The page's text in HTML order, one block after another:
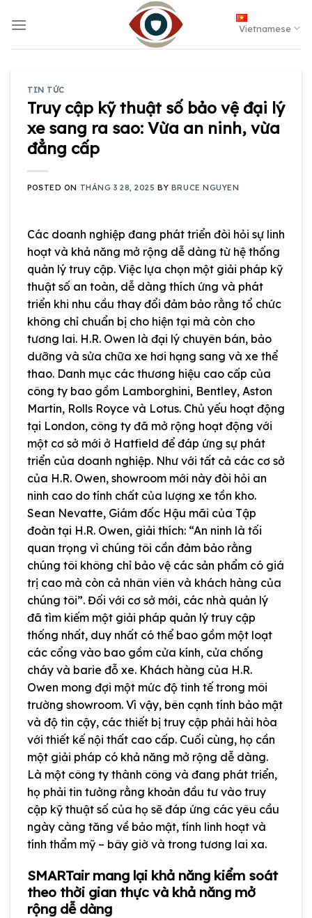
Vietnamese
TIN TỨC
Truy cập kỹ thuật số bảo vệ đại lý
xe sang ra sao: Vừa an ninh, vừa
đẳng cấp
POSTED ON THÁNG 3 28, 2025 BY BRUCE NGUYEN
Các doanh nghiệp đang phát triển đòi hỏi sự linh
hoạt và khả năng mở rộng dễ dàng từ hệ thống
quản lý truy cập. Việc lựa chọn một giải pháp kỹ
thuật số an toàn, dễ dàng thích ứng và phát
triển khi nhu cầu thay đổi đảm bảo rằng tổ chức
không chỉ chuẩn bị cho hiện tại mà còn cho
tương lai. H.R. Owen là đại lý chuyên bán, bảo
dưỡng và sửa chữa xe hơi hạng sang và xe thể
thao. Danh mục các thương hiệu cao cấp của
công ty bao gồm Lamborghini, Bentley, Aston
Martin, Rolls Royce và Lotus. Chủ yếu hoạt động
tại London, công ty đã mở rộng hoạt động với
một cơ sở mới ở Hatfield để đáp ứng sự phát
triển của doanh nghiệp. Như với tất cả các cơ sở
của H.R. Owen, showroom mới này đòi hỏi an
ninh cao do tính chất của lượng xe tồn kho.
Sean Nevatte, Giám đốc Hậu mãi của Tập
đoàn tại H.R. Owen, giải thích: “An ninh là tối
quan trọng vì chúng tôi cần đảm bảo rằng
chúng tôi không chỉ bảo vệ các sản phẩm có giá
trị cao mà còn cả nhân viên và khách hàng của
chúng tôi”. Đối với cơ sở mới, các nhà quản lý
đã tìm kiếm một giải pháp quản lý truy cập
thống nhất, duy nhất có thể bao gồm một loạt
các cổng vào bao gồm cửa kính, cửa chống
cháy và barie đỗ xe. Khách hàng của H.R.
Owen mong đợi một mức độ tinh tế trong môi
trường showroom. Vì vậy, bên cạnh tính bảo mật
và độ tin cậy, các thiết bị truy cập phải hài hòa
với thiết kế nội thất cao cấp. Cuối cùng, họ cần
một giải pháp có khả năng mở rộng dễ dàng.
Là một công ty thành công và đang phát triển,
họ phải tin tưởng rằng khoản đầu tư vào truy
cập kỹ thuật số của họ sẽ đáp ứng các yêu cầu
ngày càng tăng về bảo mật, tính linh hoạt và
tính thẩm mỹ – bây giờ và trong tương lai xa.
SMARTair mang lại khả năng kiểm soát
theo thời gian thực và khả năng mở
rộng dễ dàng